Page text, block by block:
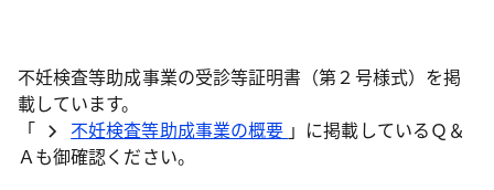
不妊検査等助成事業の受診等証明書（第２号様式）を掲
載しています。
「
不妊検査等助成事業の概要 」に掲載しているＱ＆
Ａも御確認ください。